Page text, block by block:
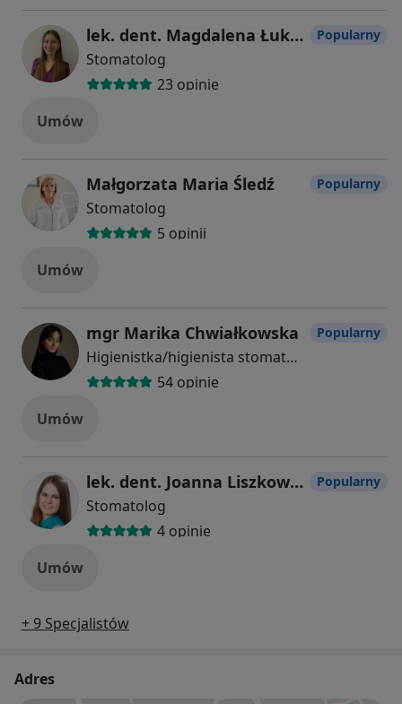
lek. dent. Magdalena Łukomska
Stomatolog
23 opinie
Popularny
Umów
Małgorzata Maria Śledź
Stomatolog
5 opinii
Popularny
Umów
mgr Marika Chwiałkowska
Higienistka/higienista stomatologiczny
54 opinie
Popularny
Umów
lek. dent. Joanna Liszkowska
Stomatolog
4 opinie
Popularny
Umów
+ 9 Specjalistów
Adres